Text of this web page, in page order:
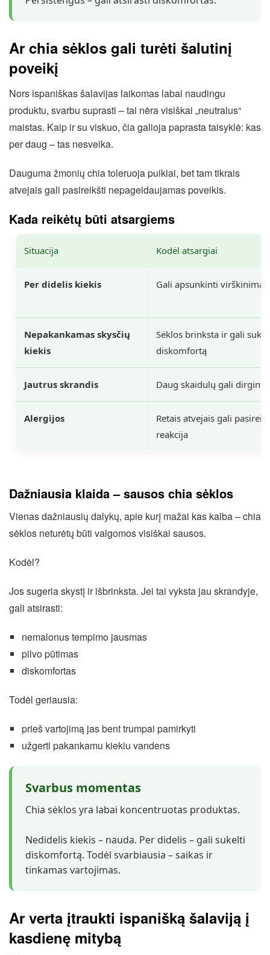
Ar chia sėklos gali turėti šalutinį
poveikį
Nors ispaniškas šalavijas laikomas labai naudingu
produktu, svarbu suprasti – tai nėra visiškai „neutralus“
maistas. Kaip ir su viskuo, čia galioja paprasta taisyklė: kas
per daug – tas nesveika.
Dauguma žmonių chia toleruoja puikiai, bet tam tikrais
atvejais gali pasireikšti nepageidaujamas poveikis.
Kada reikėtų būti atsargiems
Situacija Kodėl atsargiai
Per didelis kiekis Gali apsunkinti virškinimą
Nepakankamas skysčių
kiekis
Sėklos brinksta ir gali
diskomfortą
Jautrus skrandis Daug skaidulų gali dirginti
Alergijos
Retais atvejais gali
reakcija
Dažniausia klaida – sausos chia sėklos
Vienas dažniausių dalykų, apie kurį mažai kas kalba – chia
sėklos neturėtų būti valgomos visiškai sausos.
Kodėl?
Jos sugeria skystį ir išbrinksta. Jei tai vyksta jau skrandyje,
gali atsirasti:
nemalonus tempimo jausmas
pilvo pūtimas
diskomfortas
Todėl geriausia:
prieš vartojimą jas bent trumpai pamirkyti
užgerti pakankamu kiekiu vandens
Svarbus momentas
Chia sėklos yra labai koncentruotas produktas.
Nedidelis kiekis – nauda. Per didelis – gali sukelti
diskomfortą. Todėl svarbiausia – saikas ir
tinkamas vartojimas.
Ar verta įtraukti ispanišką šalaviją į
kasdienę mitybą